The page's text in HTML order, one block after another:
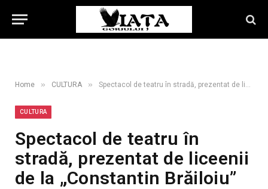
Home » CULTURA » Spectacol de teatru în stradă, prezentat de liceenii de la „Constantin Brăiloiu”
CULTURA
Spectacol de teatru în
stradă, prezentat de liceenii
de la „Constantin Brăiloiu”